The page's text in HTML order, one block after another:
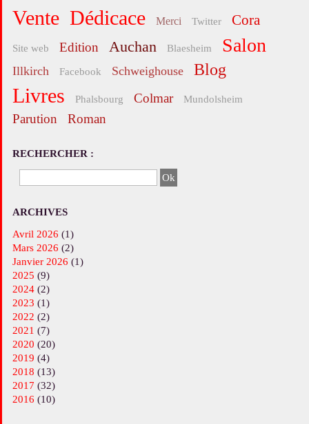
vente Dédicace merci twitter Cora
site web edition Auchan Blaesheim salon
Illkirch facebook Schweighouse blog
livres Phalsbourg Colmar Mundolsheim
parution roman
RECHERCHER :
ARCHIVES
avril 2026 (1)
mars 2026 (2)
janvier 2026 (1)
2025 (9)
2024(2)
2023 (1)
2022 (2)
2021 (7)
2020 (20)
2019 (4)
2018 (13)
2017 (32)
2016 (10)